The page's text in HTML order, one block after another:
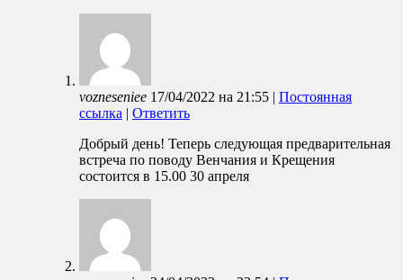
vozneseniee 17/04/2022 на 21:55 | Постоянная
ссылка | Ответить
Добрый день! Теперь следующая предварительная
встреча по поводу Венчания и Крещения
состоится в 15.00 30 апреля